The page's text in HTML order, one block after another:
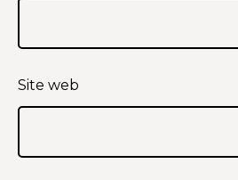
Site web